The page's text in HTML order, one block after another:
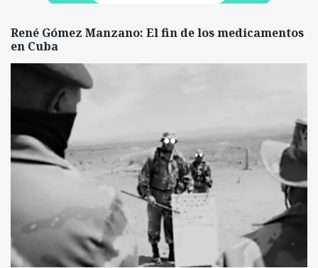
René Gómez Manzano: El fin de los medicamentos
en Cuba